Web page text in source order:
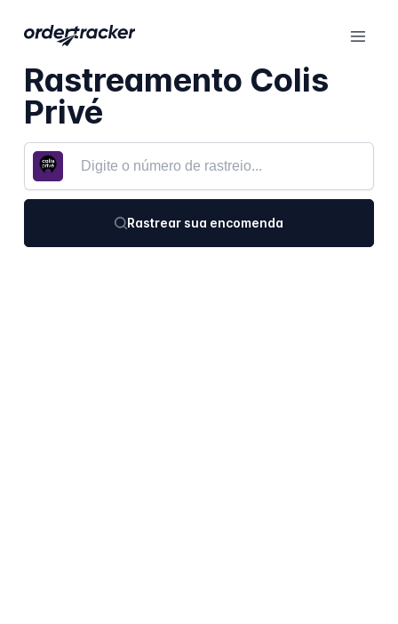
Rastreamento Colis
Privé
Rastrear sua encomenda